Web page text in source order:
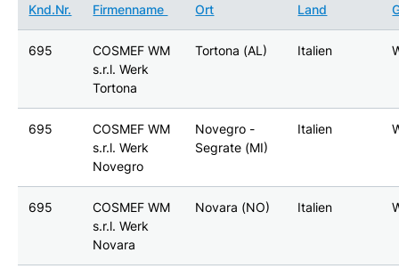
Knd.Nr. Firmenname Ort Land
695
COSMEF WM
s.r.l. Werk
Tortona
Tortona (AL) Italien
695
COSMEF WM
s.r.l. Werk
Novegro
Novegro -
Segrate (MI)
Italien
695
COSMEF WM
s.r.l. Werk
Novara
Novara (NO) Italien